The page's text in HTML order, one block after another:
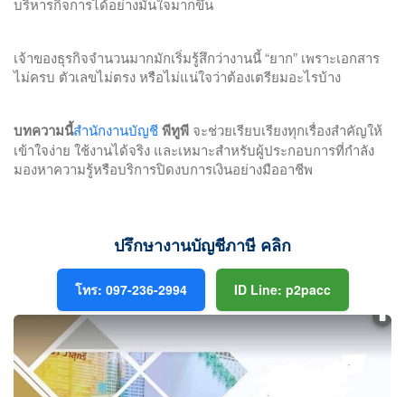
เจ้าของธุรกิจจำนวนมากมักเริ่มรู้สึกว่างานนี้ “ยาก” เพราะเอกสาร
ไม่ครบ ตัวเลขไม่ตรง หรือไม่แน่ใจว่าต้องเตรียมอะไรบ้าง
บทความนี้สำนักงานบัญชีพีทูพี จะช่วยเรียบเรียงทุกเรื่องสำคัญให้
เข้าใจง่าย ใช้งานได้จริง และเหมาะสำหรับผู้ประกอบการที่กำลัง
มองหาความรู้หรือบริการปิดงบการเงินอย่างมืออาชีพ
ปรึกษางานบัญชีภาษี คลิก
โทร: 097-236-2994 ID Line: p2pacc